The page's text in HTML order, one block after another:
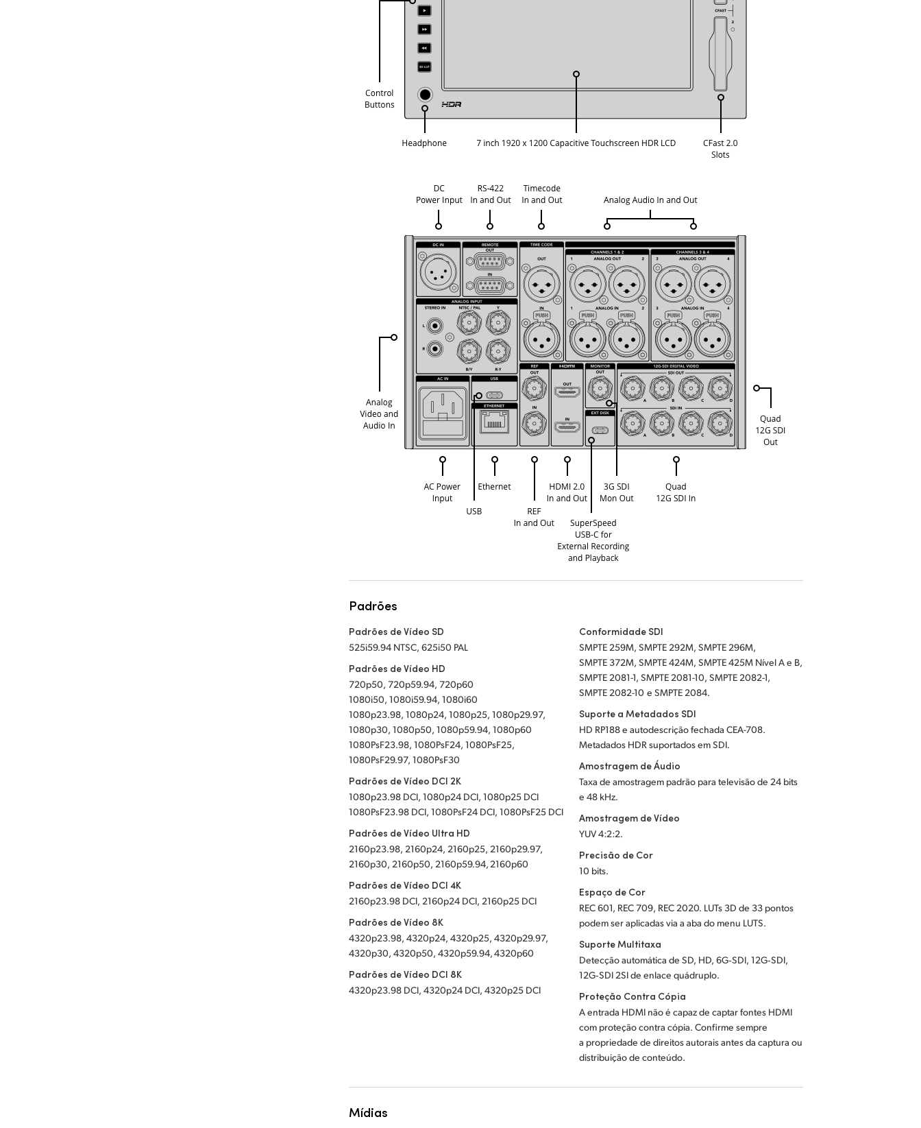
Padrões
Padrões de Vídeo SD
525i59.94 NTSC, 625i50 PAL
Padrões de Vídeo HD
720p50, 720p59.94, 720p60
1080i50, 1080i59.94, 1080i60
1080p23.98, 1080p24, 1080p25, 1080p29.97,
1080p30, 1080p50, 1080p59.94, 1080p60
1080PsF23.98, 1080PsF24, 1080PsF25,
1080PsF29.97, 1080PsF30
Padrões de Vídeo DCI 2K
1080p23.98 DCI, 1080p24 DCI, 1080p25 DCI
1080PsF23.98 DCI, 1080PsF24 DCI, 1080PsF25 DCI
Padrões de Vídeo Ultra HD
2160p23.98, 2160p24, 2160p25, 2160p29.97,
2160p30, 2160p50, 2160p59.94, 2160p60
Padrões de Vídeo DCI 4K
2160p23.98 DCI, 2160p24 DCI, 2160p25 DCI
Padrões de Vídeo 8K
4320p23.98, 4320p24, 4320p25, 4320p29.97,
4320p30, 4320p50, 4320p59.94, 4320p60
Padrões de Vídeo DCI 8K
4320p23.98 DCI, 4320p24 DCI, 4320p25 DCI
Conformidade SDI
SMPTE 259M, SMPTE 292M, SMPTE 296M,
SMPTE 372M, SMPTE 424M, SMPTE 425M Nível A e B,
SMPTE 2081-1, SMPTE 2081-10, SMPTE 2082-1,
SMPTE 2082-10 e SMPTE 2084.
Suporte a Metadados SDI
HD RP188 e autodescrição fechada CEA-708.
Metadados HDR suportados em SDI.
Amostragem de Áudio
Taxa de amostragem padrão para televisão de 24 bits
e 48 kHz.
Amostragem de Vídeo
YUV 4:2:2.
Precisão de Cor
10 bits.
Espaço de Cor
REC 601, REC 709, REC 2020. LUTs 3D de 33 pontos
podem ser aplicadas via a aba do menu LUTS.
Suporte Multitaxa
Detecção automática de SD, HD, 6G‑SDI, 12G‑SDI,
12G‑SDI 2SI de enlace quádruplo.
Proteção Contra Cópia
A entrada HDMI não é capaz de captar fontes HDMI
com proteção contra cópia. Confirme sempre
a propriedade de direitos autorais antes da captura ou
distribuição de conteúdo.
Mídias